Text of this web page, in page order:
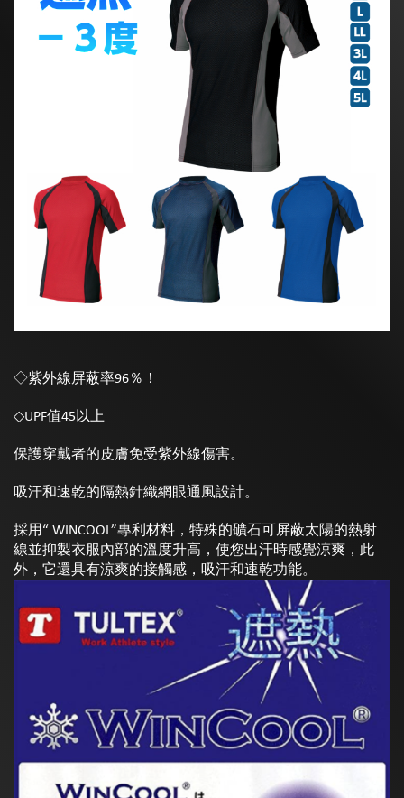
◇紫外線屏蔽率96％！
◇UPF值45以上
保護穿戴者的皮膚免受紫外線傷害。
吸汗和速乾的隔熱針織網眼通風設計。
採用“ WINCOOL”專利材料，特殊的礦石可屏蔽太陽的熱射
線並抑製衣服內部的溫度升高，使您出汗時感覺涼爽，此
外，它還具有涼爽的接觸感，吸汗和速乾功能。